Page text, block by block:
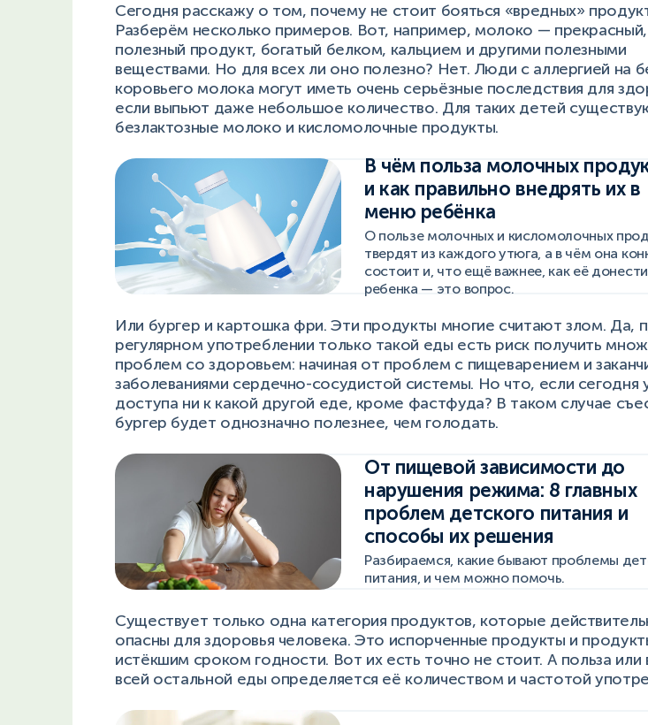
Сегодня расскажу о том, почему не стоит бояться «вредных»
Разберём несколько примеров. Вот, например, молоко — прекрасный,
полезный продукт, богатый белком, кальцием и другими полезными
веществами. Но для всех ли оно полезно? Нет. Люди с аллергией на
коровьего молока могут иметь очень серьёзные последствия для
если выпьют даже небольшое количество. Для таких детей
безлактозные молоко и кисломолочные продукты.
В чём польза молочных
и как правильно внедрять их в
меню ребёнка
О пользе молочных и кисломолочных
твердят из каждого утюга, а в чём она
состоит и, что ещё важнее, как её
ребенка — это вопрос.
Или бургер и картошка фри. Эти продукты многие считают злом. Да,
регулярном употреблении только такой еды есть риск получить
проблем со здоровьем: начиная от проблем с пищеварением и
заболеваниями сердечно-сосудистой системы. Но что, если сегодня
доступа ни к какой другой еде, кроме фастфуда? В таком случае
бургер будет однозначно полезнее, чем голодать.
От пищевой зависимости до
нарушения режима: 8 главных
проблем детского питания и
способы их решения
Разбираемся, какие бывают проблемы
питания, и чем можно помочь.
Существует только одна категория продуктов, которые
опасны для здоровья человека. Это испорченные продукты и
истёкшим сроком годности. Вот их есть точно не стоит. А польза или
всей остальной еды определяется её количеством и частотой